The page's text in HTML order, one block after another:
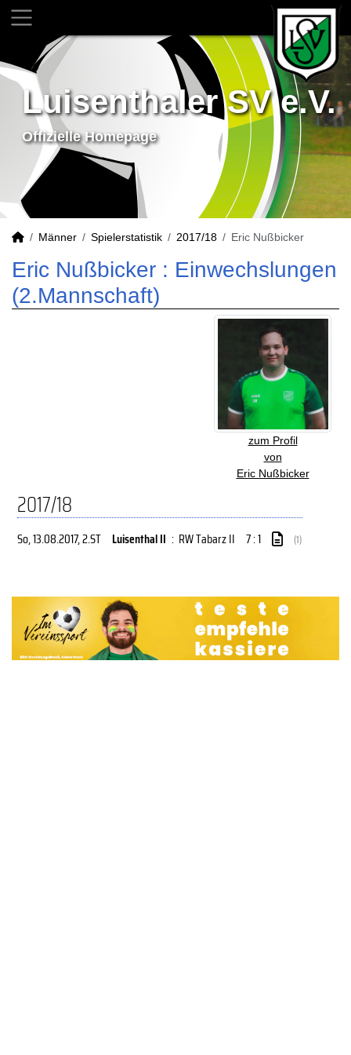
Luisenthaler SV e.V.
Offizielle Homepage
Männer Spielerstatistik 2017/18 Eric Nußbicker
Eric Nußbicker : Einwechslungen
(2.Mannschaft)
zum Profil
von
Eric Nußbicker
2017/18
So, 13.08.2017, 2.ST Luisenthal II : RW Tabarz II 7 : 1 (1)